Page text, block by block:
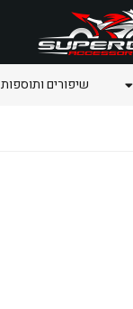
שיפורים ותוספות